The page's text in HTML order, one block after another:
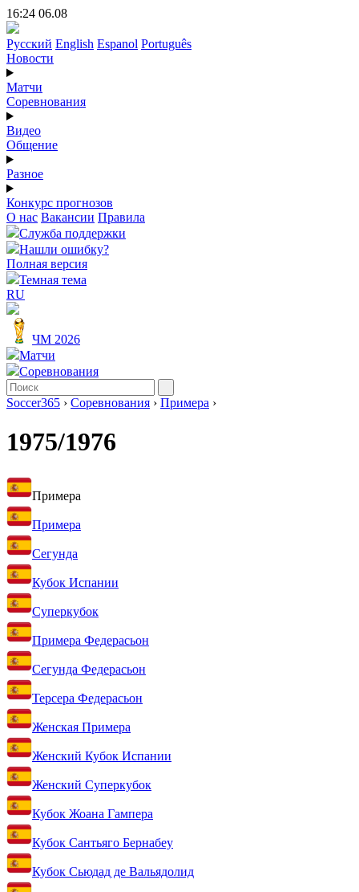
16:24 06.08
Русский English Espanol Português
Новости
Матчи
Соревнования
Видео
Общение
Разное
Конкурс прогнозов
О нас Вакансии Правила
Служба поддержки
Нашли ошибку?
Полная версия
Темная тема
RU
ЧМ 2026
Матчи
Соревнования
Soccer365 › Соревнования › Примера ›
1975/1976
Примера
Примера
Сегунда
Кубок Испании
Суперкубок
Примера Федерасьон
Сегунда Федерасьон
Терсера Федерасьон
Женская Примера
Женский Кубок Испании
Женский Суперкубок
Кубок Жоана Гампера
Кубок Сантьяго Бернабеу
Кубок Сьюдад де Вальядолид